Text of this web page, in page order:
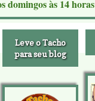
domingos às 14 horas
Leve o Tacho
para seu blog